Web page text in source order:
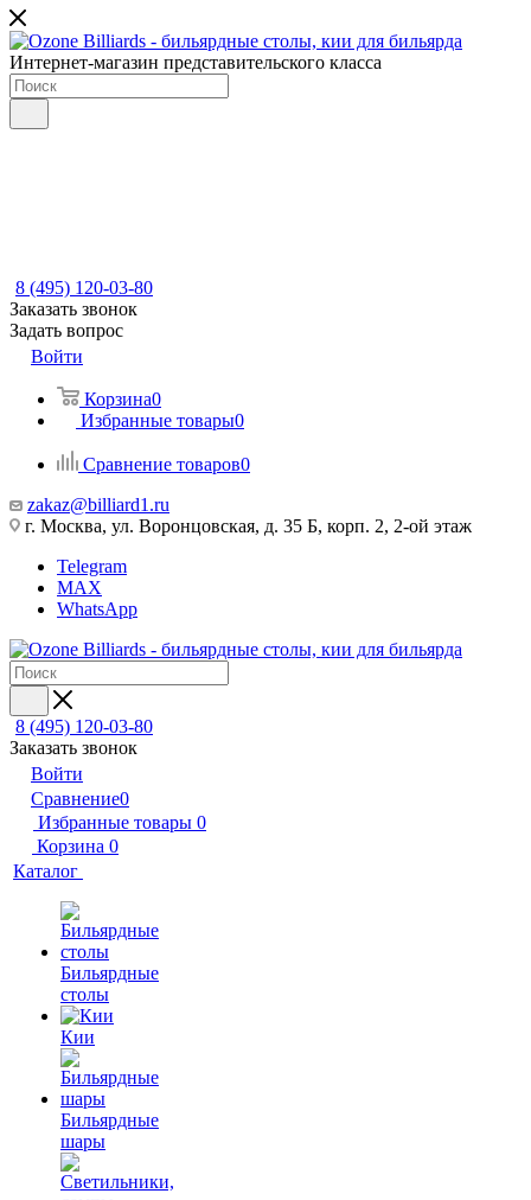
Интернет-магазин представительского класса
8 (495) 120-03-80
Заказать звонок
Задать вопрос
Войти
Корзина0
Избранные товары0
Сравнение товаров0
zakaz@billiard1.ru
г. Москва, ул. Воронцовская, д. 35 Б, корп. 2, 2-ой этаж
Telegram
MAX
WhatsApp
8 (495) 120-03-80
Заказать звонок
Войти
Сравнение0
Избранные товары 0
Корзина 0
Каталог
Бильярдные
столы
Кии
Бильярдные
шары